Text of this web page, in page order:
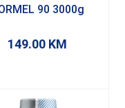
90 3000g
149.00 KM